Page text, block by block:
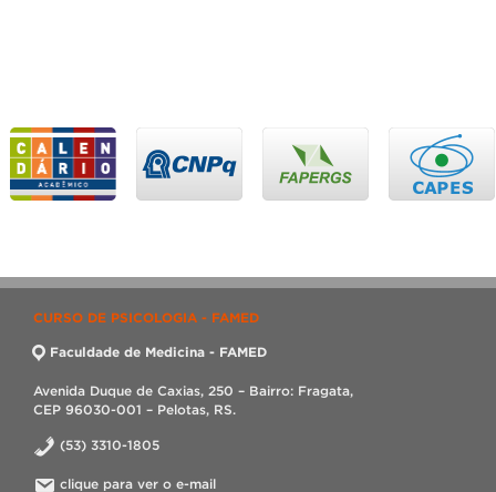
CURSO DE PSICOLOGIA - FAMED
Faculdade de Medicina - FAMED
Avenida Duque de Caxias, 250 – Bairro: Fragata,
CEP 96030-001 – Pelotas, RS.
(53) 3310-1805
clique para ver o e-mail